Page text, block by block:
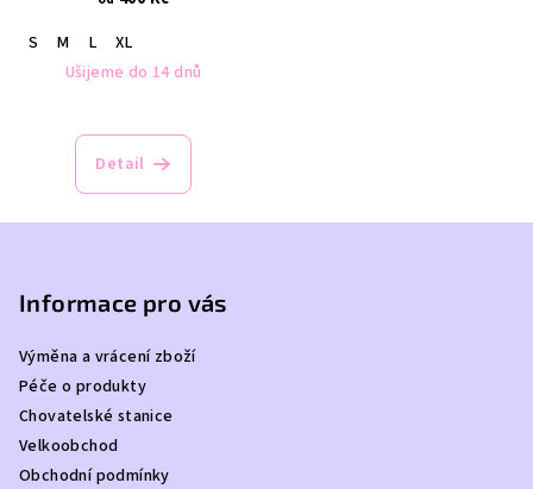
S
M L
XL
Ušijeme do 14 dnů
Detail
Informace pro vás
Výměna a vrácení zboží
Péče o produkty
Chovatelské stanice
Velkoobchod
Obchodní podmínky